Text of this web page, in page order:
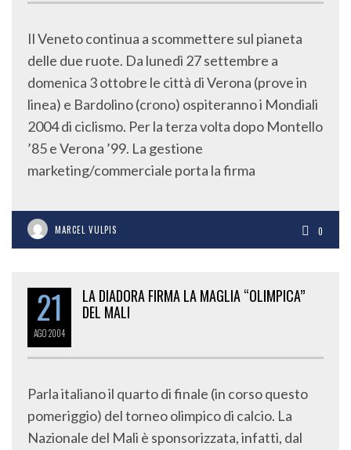
Il Veneto continua a scommettere sul pianeta
delle due ruote. Da lunedì 27 settembre a
domenica 3 ottobre le città di Verona (prove in
linea) e Bardolino (crono) ospiteranno i Mondiali
2004 di ciclismo. Per la terza volta dopo Montello
’85 e Verona ’99. La gestione
marketing/commerciale porta la firma
MARCEL VULPIS 0
21
AGO2004
LA DIADORA FIRMA LA MAGLIA “OLIMPICA”
DEL MALI
Parla italiano il quarto di finale (in corso questo
pomeriggio) del torneo olimpico di calcio. La
Nazionale del Mali è sponsorizzata, infatti, dal